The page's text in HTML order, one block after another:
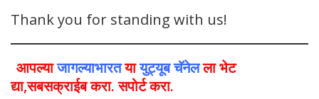
Thank you for standing with us!
आपल्याजागल्याभारतयायुट्यूब चॅनेलला भेट
द्या,सबसक्राईब करा. सपोर्ट करा.